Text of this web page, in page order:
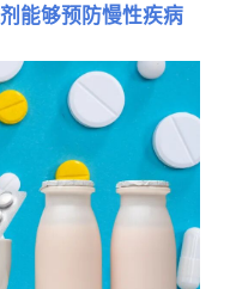
能够预防慢性疾病